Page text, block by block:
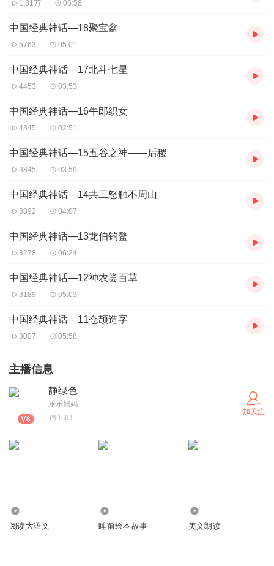
1.31万 06:58
中国经典神话—18聚宝盆
5763 05:01
中国经典神话—17北斗七星
4453 03:53
中国经典神话—16牛郎织女
4345 02:51
中国经典神话—15五谷之神——后稷
3845 03:59
中国经典神话—14共工怒触不周山
3392 04:07
中国经典神话—13龙伯钓鳌
3278 06:24
中国经典神话—12神农尝百草
3189 05:03
中国经典神话—11仓颉造字
3007 05:58
主播信息
静绿色
乐乐妈妈
1663
加关注
阅读大语文 睡前绘本故事 美文朗读